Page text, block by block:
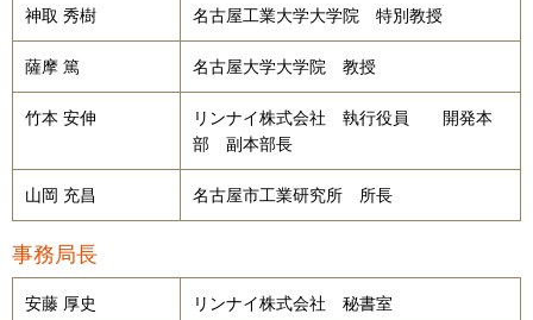
神取 秀樹 名古屋工業大学大学院 特別教授
薩摩 篤 名古屋大学大学院 教授
竹本 安伸
リンナイ株式会社 執行役員 開発本
部 副本部長
山岡 充昌 名古屋市工業研究所 所長
事務局長
安藤 厚史 リンナイ株式会社 秘書室